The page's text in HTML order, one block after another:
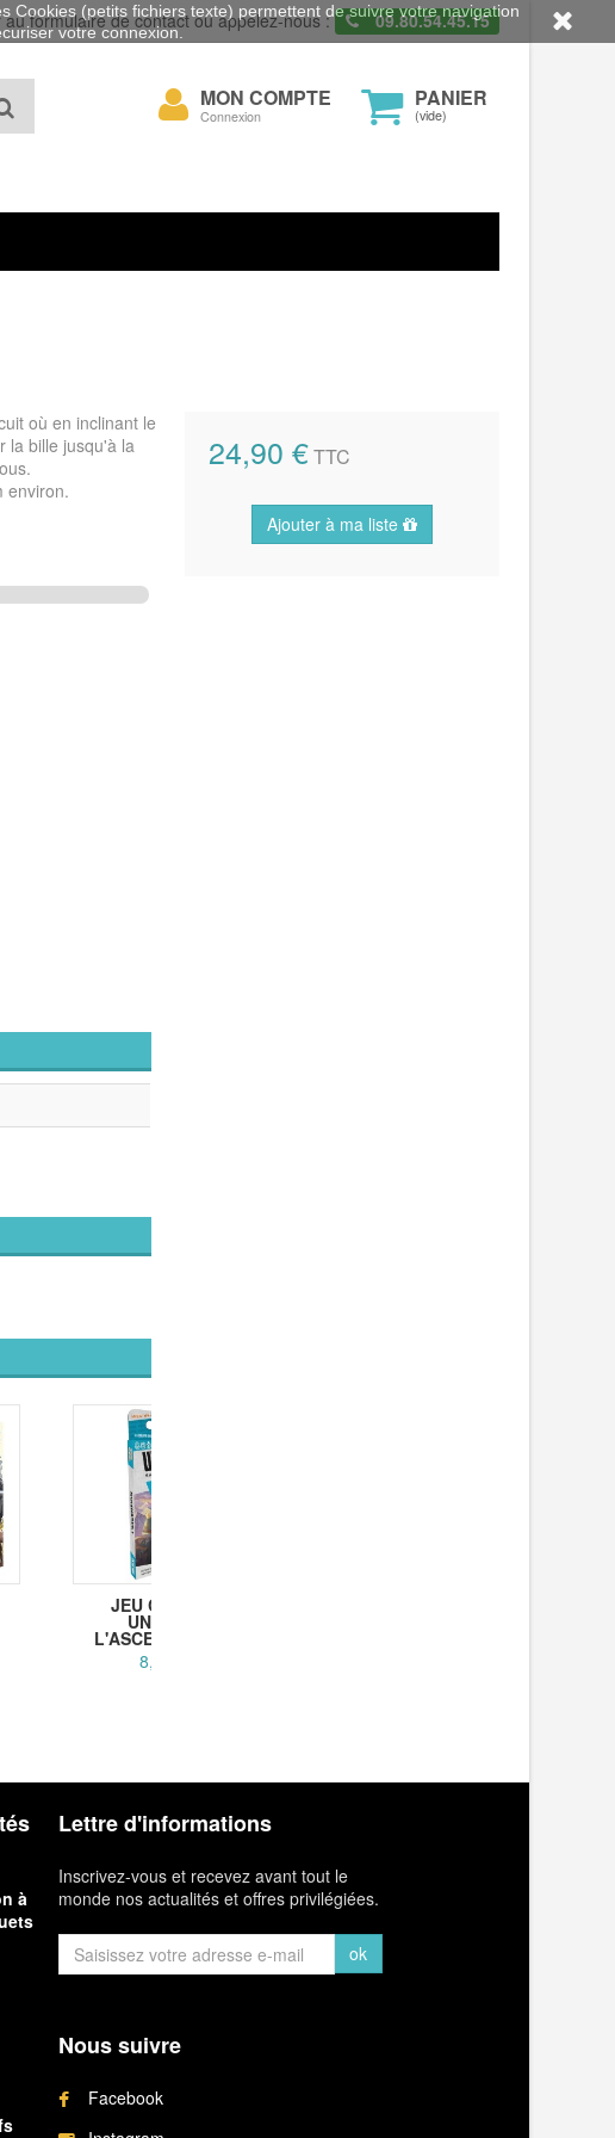
formulaire de contact ou appelez-nous : 09.80.54.45.15
PANIER
(vide)
Mon
compte
MON COMPTE
Connexion
24,90 €TTC
Ajouter à ma liste
où en inclinant le
la bille jusqu'à la
environ.
JEU CARTES
UNLOCK
L'ASCENSION -...
8,50 €
à
Lettre d'informations
Inscrivez-vous et recevez avant tout le
monde nos actualités et offres privilégiées.
ok
Nous suivre
Facebook
Cookies (petits fichiers texte) permettent de suivre votre navigation
votre connexion.